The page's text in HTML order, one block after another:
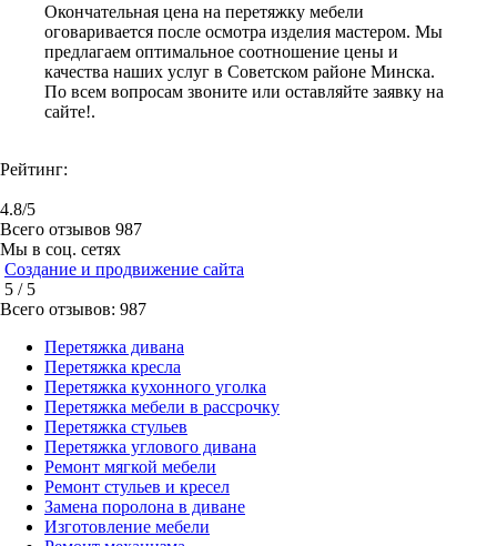
Окончательная цена на перетяжку мебели
оговаривается после осмотра изделия мастером. Мы
предлагаем оптимальное соотношение цены и
качества наших услуг в Советском районе Минска.
По всем вопросам звоните или оставляйте заявку на
сайте!.
Рейтинг:
4.8/5
Всего отзывов 987
Мы в соц. сетях
Создание и продвижение сайта
5 / 5
Всего отзывов: 987
Перетяжка дивана
Перетяжка кресла
Перетяжка кухонного уголка
Перетяжка мебели в рассрочку
Перетяжка стульев
Перетяжка углового дивана
Ремонт мягкой мебели
Ремонт стульев и кресел
Замена поролона в диване
Изготовление мебели